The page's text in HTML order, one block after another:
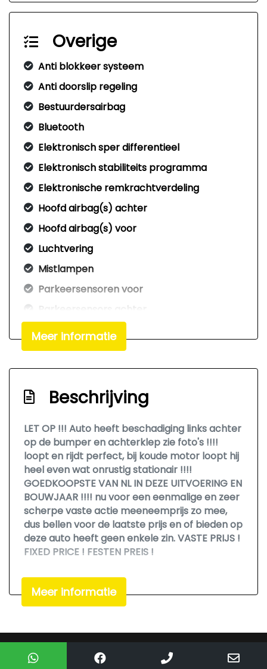
Overige
Anti blokkeer systeem
Anti doorslip regeling
Bestuurdersairbag
Bluetooth
Elektronisch sper differentieel
Elektronisch stabiliteits programma
Elektronische remkrachtverdeling
Hoofd airbag(s) achter
Hoofd airbag(s) voor
Luchtvering
Mistlampen
Parkeersensoren voor
Parkeersensors achter
Passagiersairbag
Startonderbreker
Stoelverwarming
Zij airbag(s) voor
Airco automatisch
Binnenspiegel automatisch dimmend
Buitentemperatuurmeter
Electronic climate control
Elektrisch verstelbare stoel(en) met
geheugen
Elektrische ramen voor en achter
Euro 5
Hoofdsteunen anti-whiplash
Stuur leder
Stuurbekrachtiging snelheidsafhankelijk
Meer informatie
Beschrijving
LET OP !!! Auto heeft beschadiging links achter
op de bumper en achterklep zie foto's !!!!
loopt en rijdt perfect, bij koude motor loopt hij
heel even wat onrustig stationair !!!!
GOEDKOOPSTE VAN NL IN DEZE UITVOERING EN
BOUWJAAR !!!! nu voor een eenmalige en zeer
scherpe vaste actie meeneemprijs zo mee,
dus bellen voor de laatste prijs en of bieden op
deze auto heeft geen enkele zin. VASTE PRIJS !
FIXED PRICE ! FESTEN PREIS !
We hebben ons uiterste best gedaan om alle
informatie in deze advertentie correct weer te
geven. Er kunnen echter geen rechten worden
advertentie. Vertrouw niet alleen op deze
welke voor jou belangrijk zijn en je beslissing
Meer informatie
Mogelijk gemaakt door